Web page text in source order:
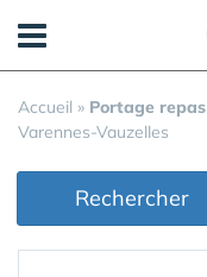
Accueil » Portage repas
Varennes-Vauzelles
Rechercher